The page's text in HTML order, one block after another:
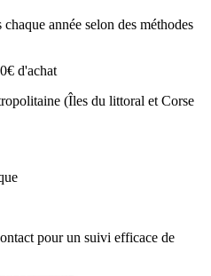
année selon des méthodes
d'achat
(Îles du littoral et Corse
pour un suivi efficace de